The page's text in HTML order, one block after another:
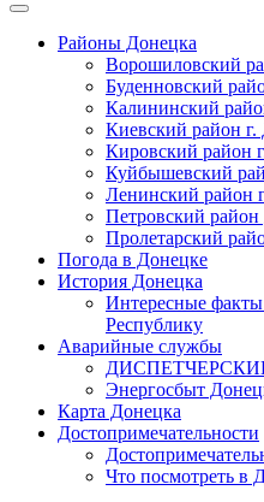
Районы Донецка
Ворошиловский
Буденновский
Калининский
Киевский район г.
Кировский район
Куйбышевский
Ленинский район
Петровский район
Пролетарский
Погода в Донецке
История Донецка
Интересные
Республику
Аварийные службы
Энергосбыт
Карта Донецка
Достопримечательности
Что посмотреть в